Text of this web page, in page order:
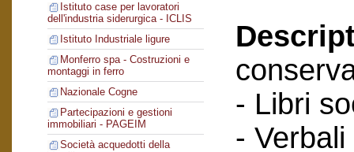
Istituto case per lavoratori
dell'industria siderurgica - ICLIS
Istituto Industriale ligure
Monferro spa - Costruzioni e
montaggi in ferro
Nazionale Cogne
Partecipazioni e gestioni
immobiliari - PAGEIM
Società acquedotti della
- Libri
-